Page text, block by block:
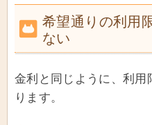
希望通りの利用
ない
金利と同じように、利用
ります。